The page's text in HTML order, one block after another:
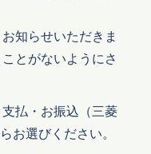
知らせいただきま
とがないようにさ
払・お振込（三菱
お選びください。